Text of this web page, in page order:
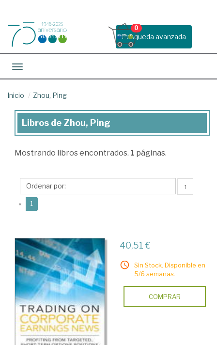
Busqueda avanzada
0
Toggle navigation
Inicio Zhou, Ping
Libros
Zhou,
Libros de Zhou, Ping
Mostrando libros encontrados. 1 páginas.
↑
« 1
40,51 €
Sin Stock. Disponible en
5/6 semanas.
COMPRAR